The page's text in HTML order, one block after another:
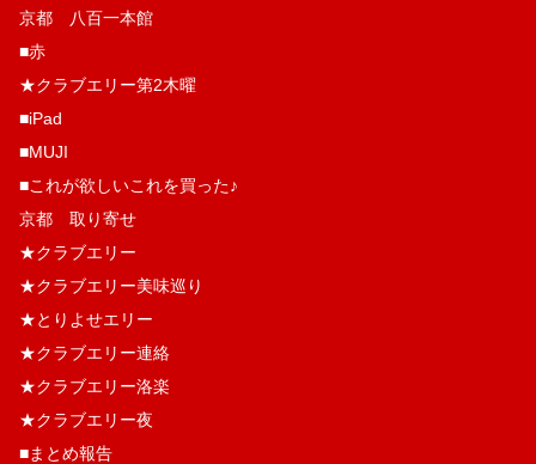
京都 八百一本館
■赤
★クラブエリー第2木曜
■iPad
■MUJI
■これが欲しいこれを買った♪
京都 取り寄せ
★クラブエリー
★クラブエリー美味巡り
★とりよせエリー
★クラブエリー連絡
★クラブエリー洛楽
★クラブエリー夜
■まとめ報告